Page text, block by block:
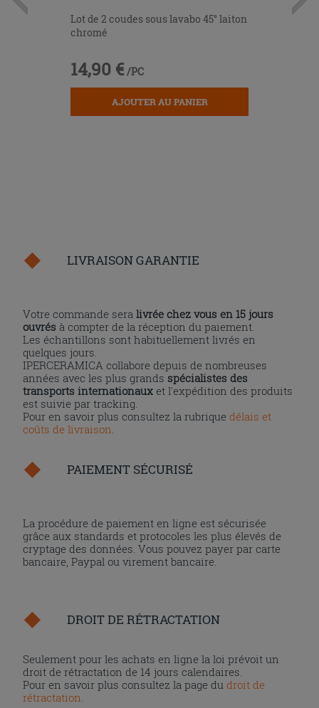
Lot de 2 coudes sous lavabo 45° laiton
chromé
14,90 € /PC
AJOUTER AU PANIER
LIVRAISON GARANTIE
Votre commande seralivrée chez vous en 15 jours
ouvrés à compter de la réception du paiement.
Les échantillons sont habituellement livrés en
quelques jours.
IPERCERAMICA collabore depuis de nombreuses
années avec les plus grands spécialistes des
transports internationaux et l'expédition des produits
est suivie par tracking.
Pour en savoir plus consultez la rubriquedélais et
coûts de livraison
PAIEMENT SÉCURISÉ
La procédure de paiement en ligne est sécurisée
grâce aux standards et protocoles les plus élevés de
cryptage des données. Vous pouvez payer par carte
bancaire, Paypal ou virement bancaire.
DROIT DE RÉTRACTATION
Seulement pour les achats en ligne la loi prévoit un
droit de rétractation de 14 jours calendaires.
Pour en savoir plus consultez la page dudroit de
rétractation